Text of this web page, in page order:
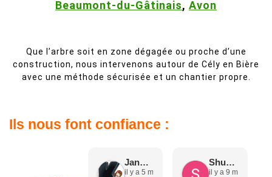
Beaumont-du-Gâtinais, Avon
Que l’arbre soit en zone dégagée ou proche d’une
construction, nous intervenons autour de Cély en Bière
avec une méthode sécurisée et un chantier propre.
Ils nous font confiance :
Jane D.
il y a 5 mois
Shuang & Jean K.
il y a 9 mois